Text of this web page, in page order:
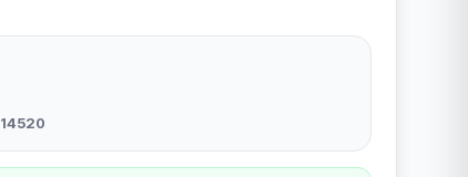
14520